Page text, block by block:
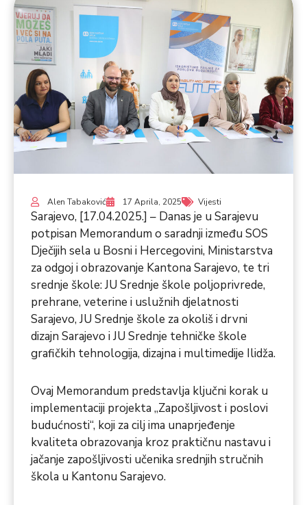
Alen Tabaković 17 Aprila, 2025 Vijesti
Sarajevo, [17.04.2025.] – Danas je u Sarajevu
potpisan Memorandum o saradnji između SOS
Dječijih sela u Bosni i Hercegovini, Ministarstva
za odgoj i obrazovanje Kantona Sarajevo, te tri
srednje škole: JU Srednje škole poljoprivrede,
prehrane, veterine i uslužnih djelatnosti
Sarajevo, JU Srednje škole za okoliš i drvni
dizajn Sarajevo i JU Srednje tehničke škole
grafičkih tehnologija, dizajna i multimedije Ilidža.
Ovaj Memorandum predstavlja ključni korak u
implementaciji projekta „Zapošljivost i poslovi
budućnosti“, koji za cilj ima unaprjeđenje
kvaliteta obrazovanja kroz praktičnu nastavu i
jačanje zapošljivosti učenika srednjih stručnih
škola u Kantonu Sarajevo.